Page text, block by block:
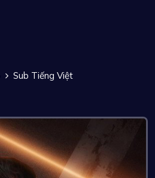
Sub Tiếng Việt